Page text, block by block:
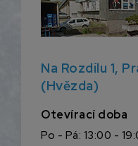
Na Rozdílu 1,
(Hvězda)
Otevírací doba
Po - Pá: 13:00 -